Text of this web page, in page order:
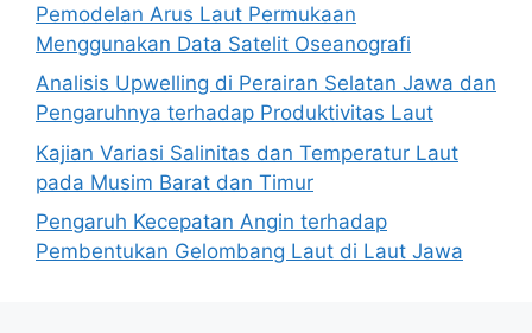
Pemodelan Arus Laut Permukaan
Menggunakan Data Satelit Oseanografi
Analisis Upwelling di Perairan Selatan Jawa dan
Pengaruhnya terhadap Produktivitas Laut
Kajian Variasi Salinitas dan Temperatur Laut
pada Musim Barat dan Timur
Pengaruh Kecepatan Angin terhadap
Pembentukan Gelombang Laut di Laut Jawa